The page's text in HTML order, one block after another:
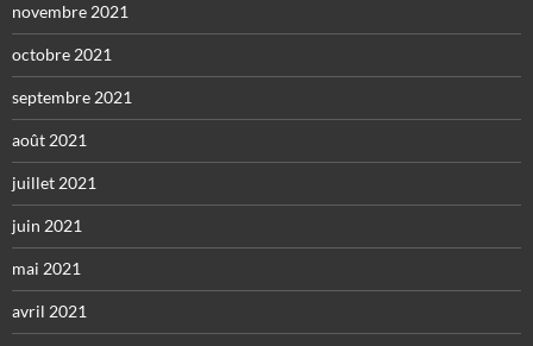
novembre 2021
octobre 2021
septembre 2021
août 2021
juillet 2021
juin 2021
mai 2021
avril 2021